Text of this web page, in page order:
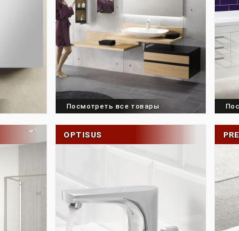
Посмотреть все товары
MIRRORS/DELUXE